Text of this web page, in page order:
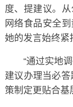
度、提建议。
网络食品安全
她的发言始终紧
“通过实地调
建议办理当必
策制定更贴合基